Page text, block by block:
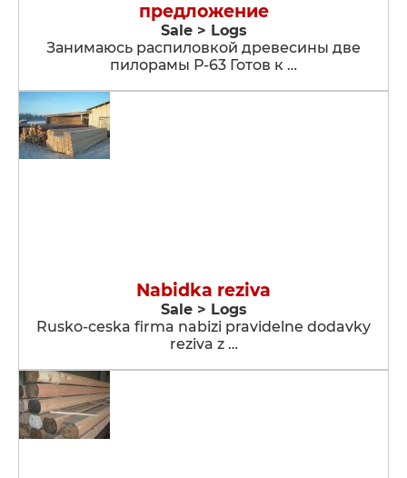
предложение
Sale > Logs
Занимаюсь распиловкой древесины две
пилорамы Р-63 Готов к …
Nabidka reziva
Sale > Logs
Rusko-ceska firma nabizi pravidelne dodavky
reziva z …